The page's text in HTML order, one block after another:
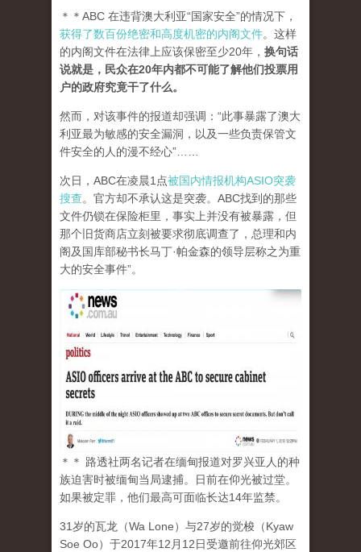
＊＊ABC 在违背澳大利亚“国家安全”的情况下，
获得了数百份绝密和高度机密的内阁文件。这样
的内阁文件在法律上应该保密至少20年， 换句话
说就是，民众在20年内都不可能了解他们投票用
户的政府究竟干了什么。
然而，对该事件的报道却强调：“此事暴露了澳大
利亚最为敏感的安全漏洞，以及一些负责保管文
件安全的人的漫不经心”……
次日，ABC在凌晨1点被国内情报机构ASIO突袭
搜查。官方却不承认这是突袭。ABC找到的那些
文件仍锁在保险柜里，事实上并没有被暴露，但
那个旧货商店立刻被要求彻底调查了，总理和内
阁及国库部秘书长马丁·帕金森的领导层称之为重
大的安全事件”。
＊＊ 路透社两名记者在缅甸报道对罗兴亚人的种
族迫害时被缅甸当局逮捕。日前在仰光被过堂。
如果被定罪，他们最高可面临长达14年监禁。
31岁的瓦龙（Wa Lone）与27岁的觉梭（Kyaw
Soe Oo）于2017年12月12日受邀前往仰光郊区